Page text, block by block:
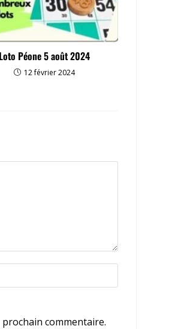
Loto Péone 5 août 2024
12 février 2024
commentaire.